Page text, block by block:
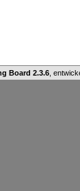
Board 2.3.6 ,